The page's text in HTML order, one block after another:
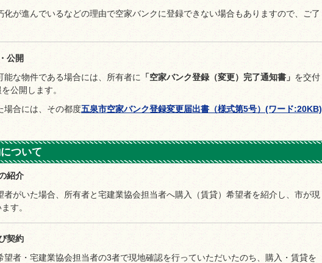
化が進んでいるなどの理由で空家バンクに登録できない場合もありますので、ご了
公開
能な物件である場合には、所有者に
「空家バンク登録（変更）完了通知書」 を交付
公開します。
場合には、その都度五泉市空家バンク登録変更届出書（様式第5号）(ワード:20KB)
ついて
紹介
者がいた場合、所有者と宅建業協会担当者へ購入（賃貸）希望者を紹介し、市が現
す。
契約
望者・宅建業協会担当者の3者で現地確認を行っていただいたのち、購入・賃貸を